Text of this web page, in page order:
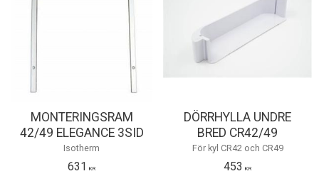
MONTERINGSRAM
42/49 ELEGANCE 3SID
Isotherm
631 KR
DÖRRHYLLA UNDRE
BRED CR42/49
För kyl CR42 och CR49
453 KR